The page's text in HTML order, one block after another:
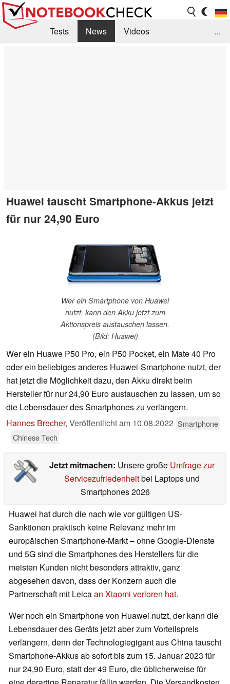
Tests News
Videos
...
Huawei tauscht Smartphone-Akkus jetzt
für nur 24,90 Euro
Wer ein Smartphone von Huawei
nutzt, kann den Akku jetzt zum
Aktionspreis austauschen lassen.
(Bild: Huawei)
Wer ein Huawe P50 Pro, ein P50 Pocket, ein Mate 40 Pro
oder ein beliebiges anderes Huawei-Smartphone nutzt, der
hat jetzt die Möglichkeit dazu, den Akku direkt beim
Hersteller für nur 24,90 Euro austauschen zu lassen, um so
die Lebensdauer des Smartphones zu verlängern.
Hannes Brecher, Veröffentlicht am 10.08.2022 Smartphone
Chinese Tech
Jetzt mitmachen: Unsere große Umfrage zur
Servicezufriedenheitbei Laptops und
Smartphones 2026
Huawei hat durch die nach wie vor gültigen US-
Sanktionen praktisch keine Relevanz mehr im
europäischen Smartphone-Markt – ohne Google-Dienste
und 5G sind die Smartphones des Herstellers für die
meisten Kunden nicht besonders attraktiv, ganz
abgesehen davon, dass der Konzern auch die
Partnerschaft mit Leicaan Xiaomi verloren hat.
Wer noch ein Smartphone von Huawei nutzt, der kann die
Lebensdauer des Geräts jetzt aber zum Vorteilspreis
verlängern, denn der Technologiegigant aus China tauscht
Smartphone-Akkus ab sofort bis zum 15. Januar 2023 für
nur 24,90 Euro, statt der 49 Euro, die üblicherweise für